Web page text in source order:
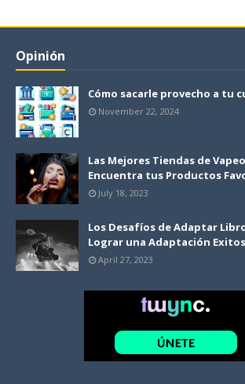
Opinión
Cómo sacarle provecho a tu
November 22, 2024
Las Mejores Tiendas de
Encuentra tus Productos
July 18, 2023
Los Desafíos de Adaptar
Lograr una Adaptación
April 27, 2023